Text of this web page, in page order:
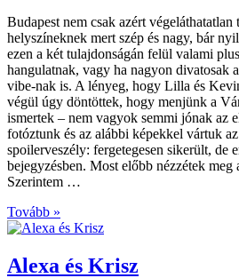
Budapest nem csak azért végeláthatatlan
helyszíneknek mert szép és nagy, bár
ezen a két tulajdonságán felül valami
hangulatnak, vagy ha nagyon divatosak
vibe-nak is. A lényeg, hogy Lilla és
végül úgy döntöttek, hogy menjünk a
ismertek – nem vagyok semmi jónak az
fotóztunk és az alábbi képekkel vártuk
spoilerveszély: fergetegesen sikerült, de
bejegyzésben. Most előbb nézzétek meg
Szerintem …
Tovább »
Alexa és Krisz